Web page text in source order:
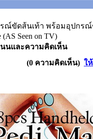
ณ์ขัดส้นเท้า พร้อมอุปกรณ์
(AS Seen on TV)
นและความคิดเห็น
(0 ความคิดเห็น) ใ